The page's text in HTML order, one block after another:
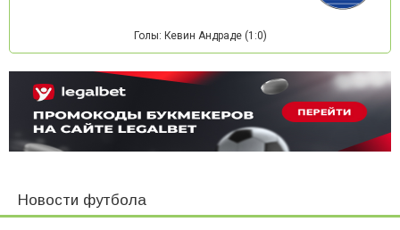
Голы: Кевин Андраде (1:0)
Новости футбола